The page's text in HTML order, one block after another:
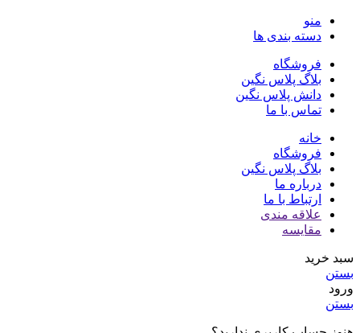
منو
دسته بندی ها
فروشگاه
بلاگ پلاس نگین
دانش پلاس نگین
تماس با ما
خانه
فروشگاه
بلاگ پلاس نگین
درباره ما
ارتباط با ما
علاقه مندی
مقایسه
سبد خرید
بستن
ورود
بستن